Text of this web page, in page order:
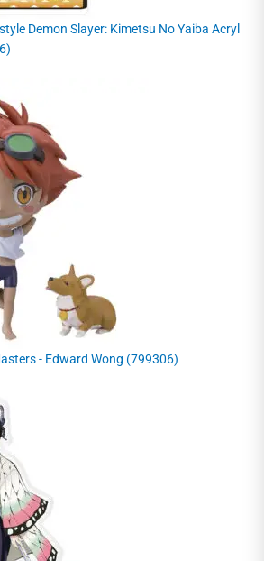
Demon Slayer: Kimetsu No Yaiba Acryl
- Edward Wong (799306)